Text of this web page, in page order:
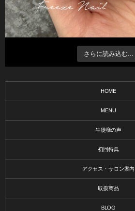
さらに読み込む...
HOME
MENU
生徒様の声
初回特典
アクセス・サロン案内
取扱商品
BLOG